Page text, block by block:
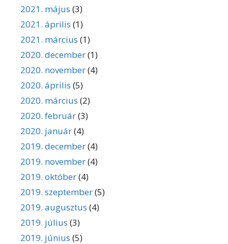
2021. május (3)
2021. április (1)
2021. március (1)
2020. december(1)
2020. november(4)
2020. április (5)
2020. március (2)
2020. február(3)
2020. január(4)
2019. december(4)
2019. november(4)
2019. október(4)
2019. szeptember(5)
2019. augusztus (4)
2019. július (3)
2019. június (5)